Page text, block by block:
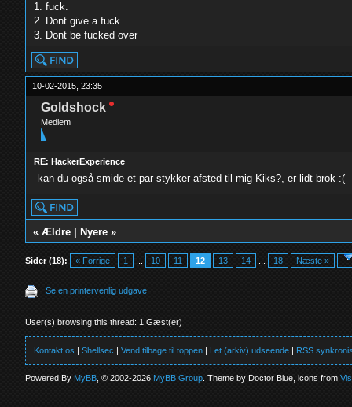
1. fuck.
2. Dont give a fuck.
3. Dont be fucked over
10-02-2015, 23:35
Goldshock
Medlem
RE: HackerExperience
kan du også smide et par stykker afsted til mig Kiks?, er lidt brok :(
«Ældre Nyere »
Sider (18): « Forrige 1 10 11 12 13 14 18 Næste »
Se en printervenlig udgave
User(s) browsing this thread: 1 Gæst(er)
Kontakt os |Shellsec |Vend tilbage til toppen | Let (arkiv) udseende | RSS
Powered ByMyBB , © 2002-2026MyBB Group . Theme by Doctor Blue, icons from